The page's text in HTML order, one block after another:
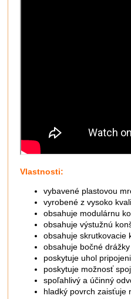
Vlastnosti:
vybavené plastovou
vyrobené z vysoko
obsahuje modulárnu
obsahuje výstužnú
obsahuje skrutkovacie
obsahuje bočné
poskytuje uhol
poskytuje možnosť
spoľahlivý a účinný
hladký povrch zaisťuje